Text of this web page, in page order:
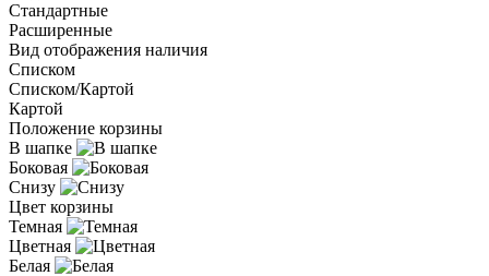
Стандартные
Расширенные
Вид отображения наличия
Списком
Списком/Картой
Картой
Положение корзины
В шапке
Боковая
Снизу
Цвет корзины
Темная
Цветная
Белая